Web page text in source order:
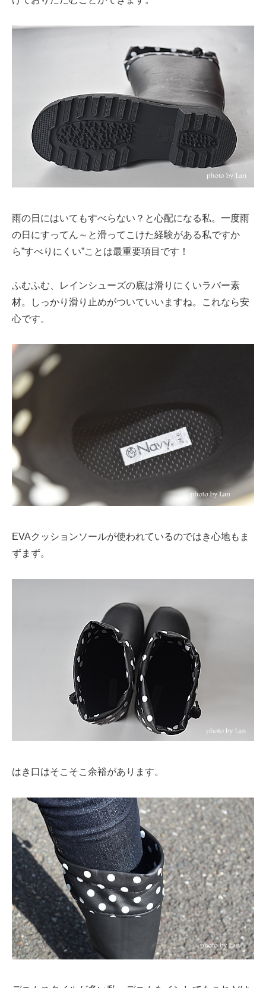
雨の日にはいてもすべらない？と心配になる私。一度雨
の日にすってん～と滑ってこけた経験がある私ですか
ら”すべりにくい”ことは最重要項目です！
ふむふむ、レインシューズの底は滑りにくいラバー素
材。しっかり滑り止めがついていいますね。これなら安
心です。
EVAクッションソールが使われているのではき心地もま
ずまず。
はき口はそこそこ余裕があります。